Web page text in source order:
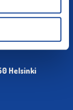
Helsinki